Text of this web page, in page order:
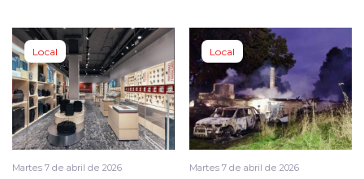
Local
Martes 7 de abril de 2026
Local
Martes 7 de abril de 2026